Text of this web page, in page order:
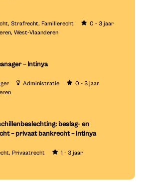
Strafrecht Familierecht
0 - 3 jaar
West-Vlaanderen
– Intinya
Administratie
0 - 3 jaar
beslag- en
– privaat bankrecht – Intinya
Privaatrecht 1 - 3 jaar